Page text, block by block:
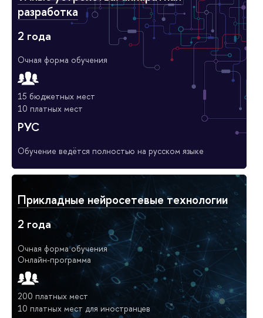
разработка
2 года
Очная форма обучения
15 бюджетных мест
10 платных мест
РУС
Обучение ведётся полностью на русском языке
Прикладные нейросетевые технологии
2 года
Очная форма обучения
Онлайн-программа
200 платных мест
10 платных мест для иностранцев